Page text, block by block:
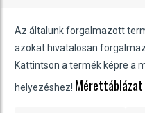
Az általunk forgalmazott
azokat hivatalosan
Kattintson a termék képre a
helyezéshez!